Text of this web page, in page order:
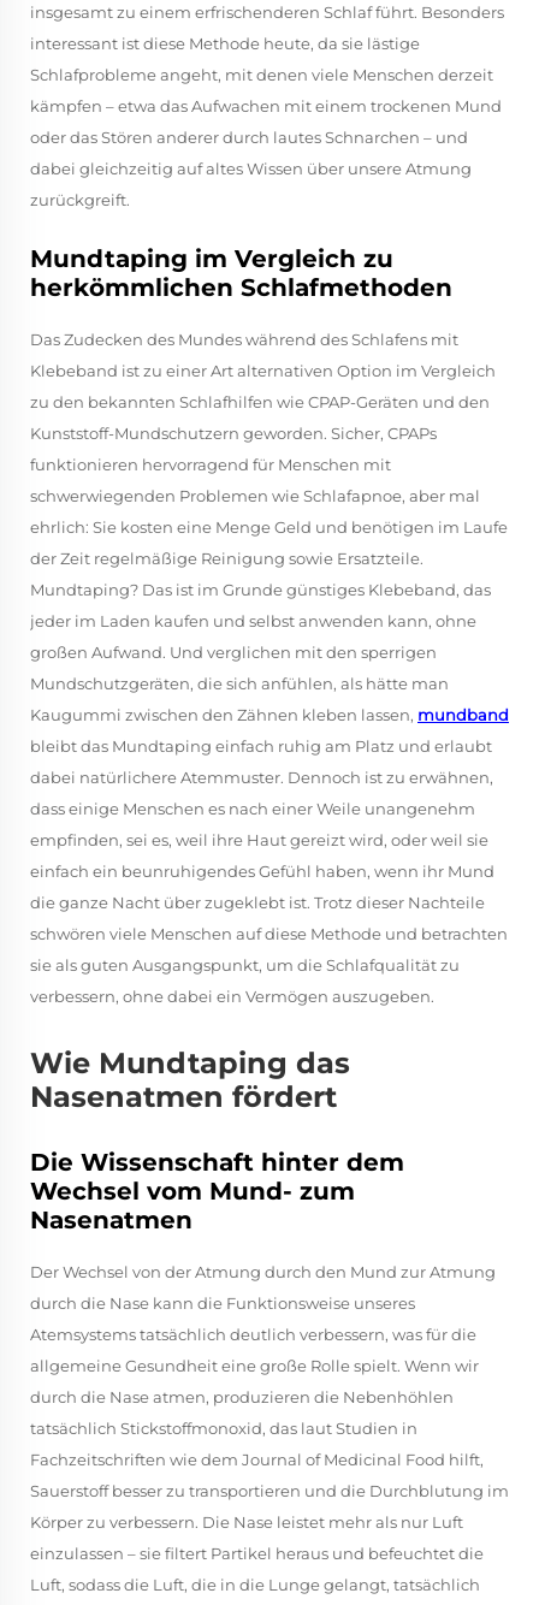
insgesamt zu einem erfrischenderen Schlaf führt. Besonders
interessant ist diese Methode heute, da sie lästige
Schlafprobleme angeht, mit denen viele Menschen derzeit
kämpfen – etwa das Aufwachen mit einem trockenen Mund
oder das Stören anderer durch lautes Schnarchen – und
dabei gleichzeitig auf altes Wissen über unsere Atmung
zurückgreift.
Mundtaping im Vergleich zu
herkömmlichen Schlafmethoden
Das Zudecken des Mundes während des Schlafens mit
Klebeband ist zu einer Art alternativen Option im Vergleich
zu den bekannten Schlafhilfen wie CPAP-Geräten und den
Kunststoff-Mundschutzern geworden. Sicher, CPAPs
funktionieren hervorragend für Menschen mit
schwerwiegenden Problemen wie Schlafapnoe, aber mal
ehrlich: Sie kosten eine Menge Geld und benötigen im Laufe
der Zeit regelmäßige Reinigung sowie Ersatzteile.
Mundtaping? Das ist im Grunde günstiges Klebeband, das
jeder im Laden kaufen und selbst anwenden kann, ohne
großen Aufwand. Und verglichen mit den sperrigen
Mundschutzgeräten, die sich anfühlen, als hätte man
Kaugummi zwischen den Zähnen kleben lassen, mundband
bleibt das Mundtaping einfach ruhig am Platz und erlaubt
dabei natürlichere Atemmuster. Dennoch ist zu erwähnen,
dass einige Menschen es nach einer Weile unangenehm
empfinden, sei es, weil ihre Haut gereizt wird, oder weil sie
einfach ein beunruhigendes Gefühl haben, wenn ihr Mund
die ganze Nacht über zugeklebt ist. Trotz dieser Nachteile
schwören viele Menschen auf diese Methode und betrachten
sie als guten Ausgangspunkt, um die Schlafqualität zu
verbessern, ohne dabei ein Vermögen auszugeben.
Wie Mundtaping das
Nasenatmen fördert
Die Wissenschaft hinter dem
Wechsel vom Mund- zum
Nasenatmen
Der Wechsel von der Atmung durch den Mund zur Atmung
durch die Nase kann die Funktionsweise unseres
Atemsystems tatsächlich deutlich verbessern, was für die
allgemeine Gesundheit eine große Rolle spielt. Wenn wir
durch die Nase atmen, produzieren die Nebenhöhlen
tatsächlich Stickstoffmonoxid, das laut Studien in
Fachzeitschriften wie dem Journal of Medicinal Food hilft,
Sauerstoff besser zu transportieren und die Durchblutung im
Körper zu verbessern. Die Nase leistet mehr als nur Luft
einzulassen – sie filtert Partikel heraus und befeuchtet die
Luft, sodass die Luft, die in die Lunge gelangt, tatsächlich